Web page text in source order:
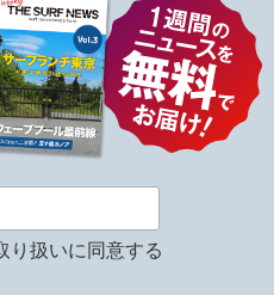
り扱いに同意する